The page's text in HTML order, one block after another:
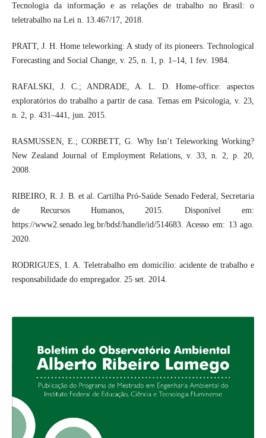
Tecnologia da informação e as relações de trabalho no Brasil: o
teletrabalho na Lei n. 13.467/17, 2018.
PRATT, J. H. Home teleworking: A study of its pioneers. Technological
Forecasting and Social Change, v. 25, n. 1, p. 1–14, 1 fev. 1984.
RAFALSKI, J. C.; ANDRADE, A. L. D. Home-office: aspectos
exploratórios do trabalho a partir de casa. Temas em Psicologia, v. 23,
n. 2, p. 431–441, jun. 2015.
RASMUSSEN, E.; CORBETT, G. Why Isn’t Teleworking Working?
New Zealand Journal of Employment Relations, v. 33, n. 2, p. 20,
2008.
RIBEIRO, R. J. B. et al. Cartilha Pró-Saúde Senado Federal, Secretaria
de Recursos Humanos, 2015. Disponível em:
https://www2.senado.leg.br/bdsf/handle/id/514683. Acesso em: 13 ago.
2020.
RODRIGUES, I. A. Teletrabalho em domicílio: acidente de trabalho e
responsabilidade do empregador. 25 set. 2014.